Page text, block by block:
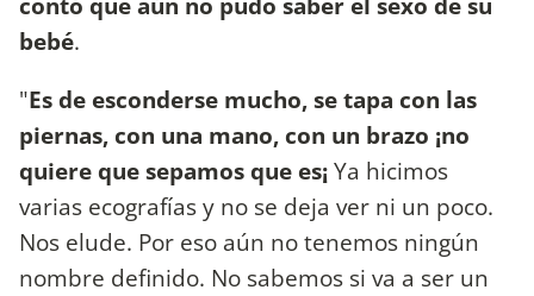
bebé.
"Es de esconderse mucho, se tapa con las
piernas, con una mano, con un brazo ¡no
quiere que sepamos que es¡Ya hicimos
varias ecografías y no se deja ver ni un poco.
Nos elude. Por eso aún no tenemos ningún
nombre definido. No sabemos si va a ser un